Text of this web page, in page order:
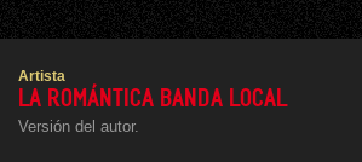
Artista
LA ROMÁNTICA BANDA LOCAL
Versión del autor.